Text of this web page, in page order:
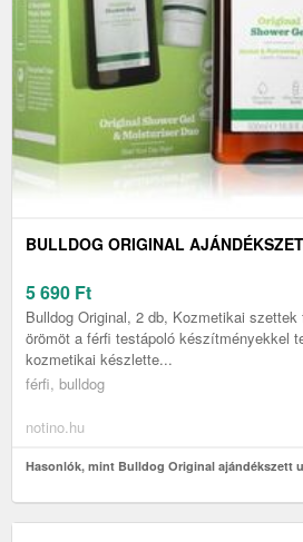
BULLDOG ORIGINAL
5 690 Ft
Bulldog Original, 2 db, Kozmetikai
örömöt a férfi testápoló készítményekkel
kozmetikai készlette...
férfi, bulldog
notino.hu
Hasonlók, mint Bulldog Original ajándékszett